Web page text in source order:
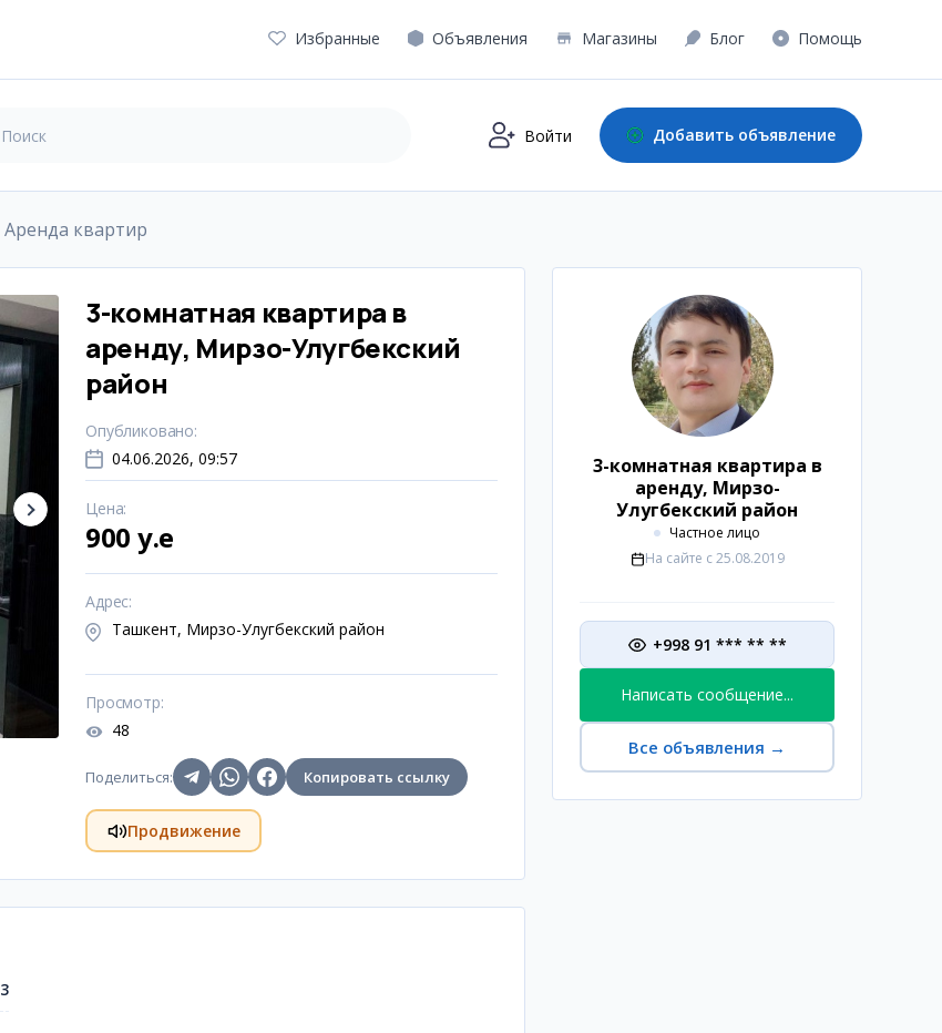
Избранные Объявления Магазины Блог Помощь
Войти Добавить объявление
Аренда квартир
3-комнатная квартира в
аренду, Мирзо-Улугбекский
район
Опубликовано:
04.06.2026, 09:57
Цена:
900 y.e
Адрес:
Ташкент, Мирзо-Улугбекский район
Просмотр:
48
Поделиться: Копировать ссылку
Продвижение
3
3-комнатная квартира в
аренду, Мирзо-
Улугбекский район
Частное лицо
На сайте с 25.08.2019
+998 91 *** ** **
Написать сообщение...
Все объявления →